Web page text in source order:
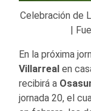
Celebración de
|
En la próxima
Villarreal en
recibirá a
jornada 20, el